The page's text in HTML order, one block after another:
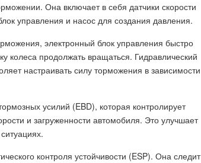
Она включает в себя датчики скорости
управления и насос для создания давления.
электронный блок управления быстро
колеса продолжать вращаться. Гидравлический
настраивать силу торможения в зависимости
усилий (EBD), которая контролирует
и загруженности автомобиля. Это улучшает
контроля устойчивости (ESP). Она следит